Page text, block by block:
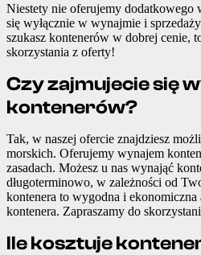
Niestety nie oferujemy dodatkowego
się wyłącznie w wynajmie i
szukasz kontenerów w dobrej cenie,
skorzystania z oferty!
Czy zajmujecie się
kontenerów?
Tak, w naszej ofercie znajdziesz
morskich. Oferujemy wynajem
zasadach. Możesz u nas wynająć
długoterminowo, w zależności od
kontenera to wygodna i
kontenera. Zapraszamy do
Ile kosztuje